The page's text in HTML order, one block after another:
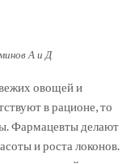
А и Д
овощей и
в рационе, то
Фармацевты делают
и роста локонов.